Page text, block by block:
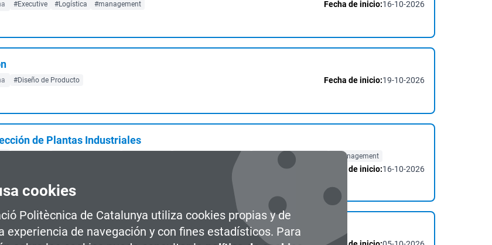
cookies
Politècnica de Catalunya utiliza cookies propias y de
experiencia de navegación y con fines estadísticos. Para
#Executive #Logística #management Fecha de inicio:16-10-2026
#Diseño de Producto Fecha de inicio:19-10-2026
de Plantas Industriales
#Producción Industrial #Project Management #management
Fecha de inicio:16-10-2026
Operaciones Industriales. I...